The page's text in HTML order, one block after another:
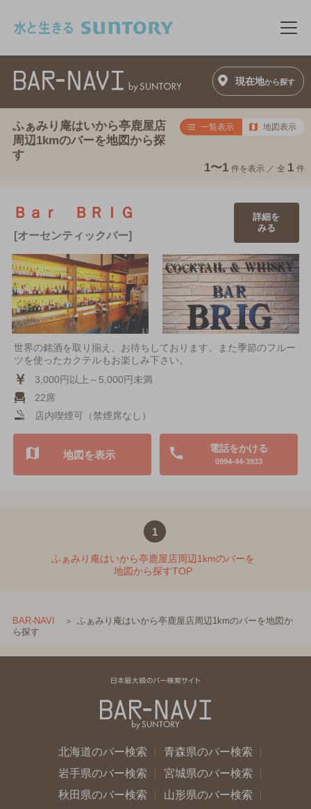
メ
現在地から探す
ふぁみり庵はいから亭鹿屋店
周辺1kmのバーを地図から探
す
一覧表示 地図表示
1〜1 件を表示 ／ 全 1 件
Ｂａｒ ＢＲＩＧ
[オーセンティックバー]
詳細を
みる
世界の銘酒を取り揃え、お待ちしております。また季節のフルー
ツを使ったカクテルもお楽しみ下さい。
3,000円以上～5,000円未満
22席
店内喫煙可（禁煙席なし）
電話をかける
0994-44-3933
地図を表示
1
ふぁみり庵はいから亭鹿屋店周辺1kmのバーを
地図から探すTOP
BAR-NAVI
ふぁみり庵はいから亭鹿屋店周辺1kmのバーを地図か
ら探す
北海道のバー検索
青森県のバー検索
岩手県のバー検索
宮城県のバー検索
秋田県のバー検索
山形県のバー検索